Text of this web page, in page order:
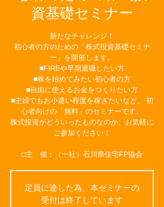
資基礎セミナー
新たなチャレンジ！
初心者の方のための「株式投資基礎セミナ
ー」を開催します。
■FIREや早期退職したい方
■株を始めてみたい初心者の方
■自由に使えるお金をつくりたい方
■主婦でもお小遣い程度を稼ぎたいなど、 初
心者向けの「無料」のセミナーです。
株式投資がどういったものなのか、お気軽に
ご参加ください！
□主 催：（一社）石川県住宅FP協会
定員に達した為、本セミナーの
受付は終了しています